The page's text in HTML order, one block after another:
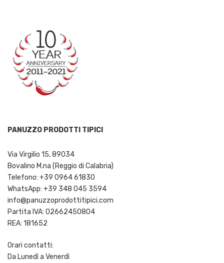
PANUZZO PRODOTTI TIPICI
Via Virgilio 15, 89034
Bovalino M.na (Reggio di Calabria)
Telefono: +39 0964 61830
WhatsApp: +39 348 045 3594
info@panuzzoprodottitipici.com
Partita IVA: 02662450804
REA: 181652
Orari contatti:
Da Lunedì a Venerdì